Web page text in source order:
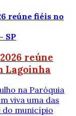
SP
reúne
Lagoinha
na Paróquia
viva uma das
do município